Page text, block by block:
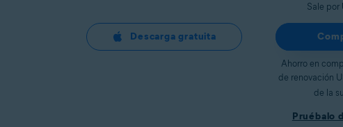
Descarga gratuita
Sale por
Ahorro en
de renovación
de la
Pruébalo